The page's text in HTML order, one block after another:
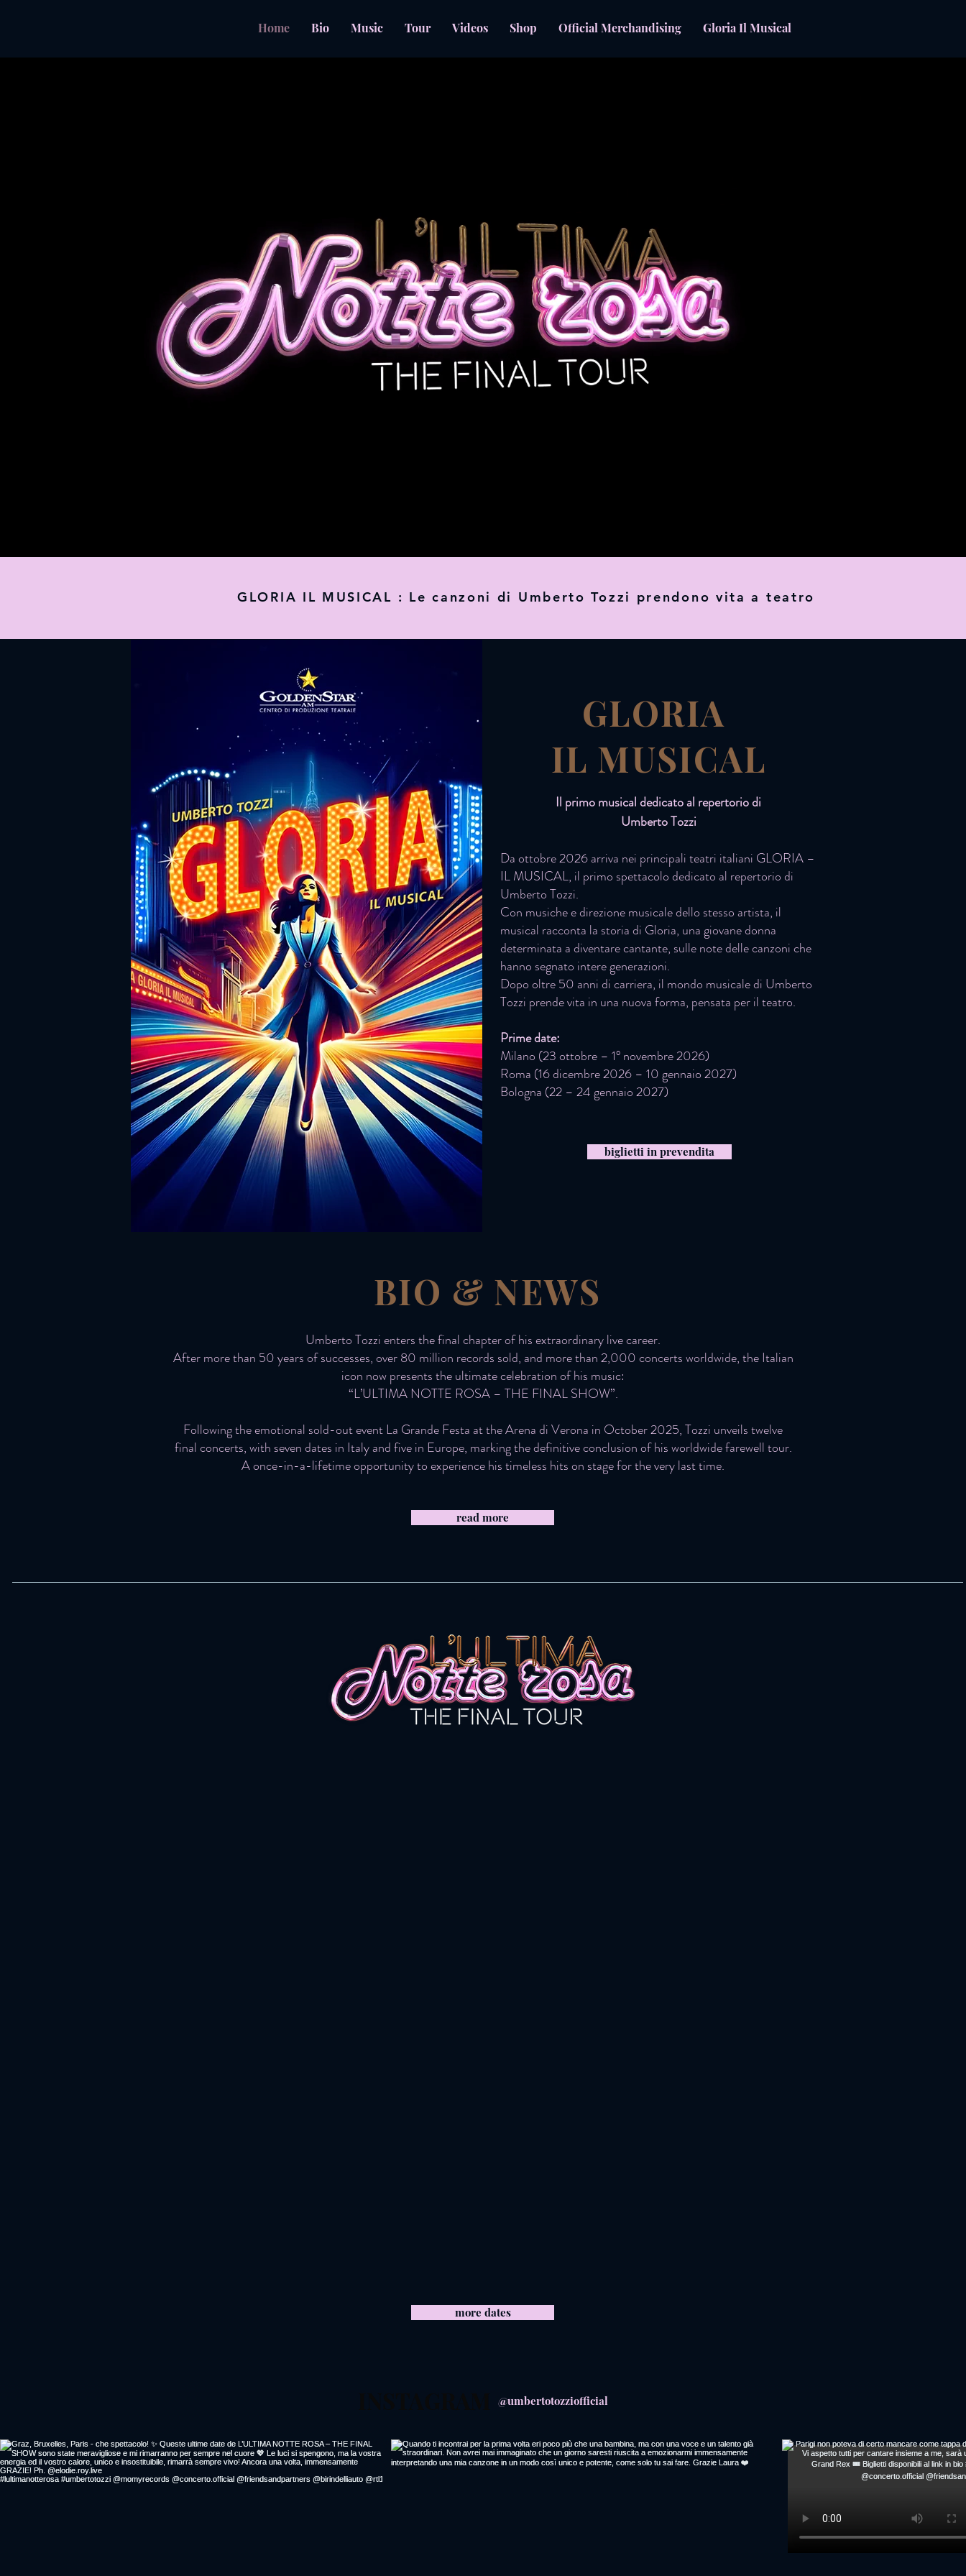
Home Bio Music Tour Videos Shop Official Merchandising Gloria Il Musical
GLORIA IL MUSICAL : Le canzoni di Umberto Tozzi prendono vita a teatro
GLORIA
IL MUSICAL
Il primo musical dedicato al repertorio di
Umberto Tozzi
Da ottobre 2026 arriva nei principali teatri italiani GLORIA –
IL MUSICAL, il primo spettacolo dedicato al repertorio di
Umberto Tozzi.
Con musiche e direzione musicale dello stesso artista, il
musical racconta la storia di Gloria, una giovane donna
determinata a diventare cantante, sulle note delle canzoni che
hanno segnato intere generazioni.
Dopo oltre 50 anni di carriera, il mondo musicale di Umberto
Tozzi prende vita in una nuova forma, pensata per il teatro.
Prime date:
Milano (23 ottobre – 1° novembre 2026)
Roma (16 dicembre 2026 – 10 gennaio 2027)
Bologna (22 – 24 gennaio 2027)
biglietti in prevendita
BIO & NEWS
Umberto Tozzi enters the final chapter of his extraordinary live career.
After more than 50 years of successes, over 80 million records sold, and more than 2,000 concerts worldwide, the Italian
icon now presents the ultimate celebration of his music:
“L’ULTIMA NOTTE ROSA – THE FINAL SHOW”.
Following the emotional sold-out event La Grande Festa at the Arena di Verona in October 2025, Tozzi unveils twelve
final concerts, with seven dates in Italy and five in Europe, marking the definitive conclusion of his worldwide farewell tour.
A once-in-a-lifetime opportunity to experience his timeless hits on stage for the very last time.
read more
more dates
@umbertotozziofficial